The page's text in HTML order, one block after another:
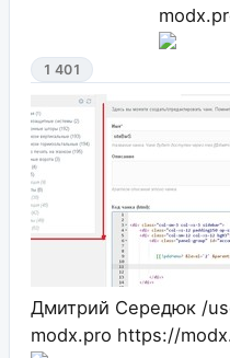
1 401
Дмитрий Середюк /
modx.pro https://